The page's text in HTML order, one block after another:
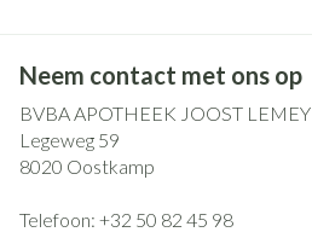
Neem contact met ons op
BVBA APOTHEEK JOOST LEMEY
Legeweg 59
8020 Oostkamp
Telefoon: +32 50 82 45 98